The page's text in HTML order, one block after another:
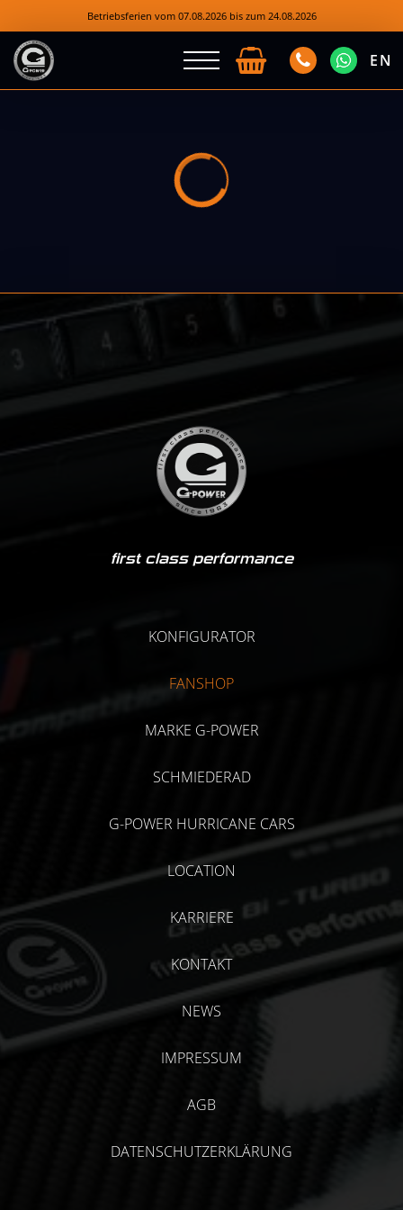
Betriebsferien vom 07.08.2026 bis zum 24.08.2026
EN
first class performance
KONFIGURATOR
FANSHOP
MARKE G-POWER
SCHMIEDERAD
G-POWER HURRICANE CARS
LOCATION
KARRIERE
KONTAKT
NEWS
IMPRESSUM
AGB
DATENSCHUTZERKLÄRUNG